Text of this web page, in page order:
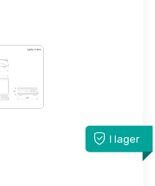
I lager